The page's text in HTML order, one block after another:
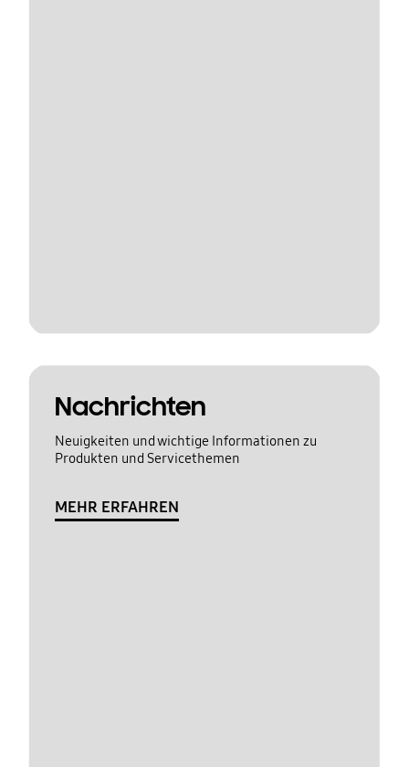
Nachrichten
Neuigkeiten und wichtige Informationen zu
Produkten und Servicethemen
MEHR ERFAHREN